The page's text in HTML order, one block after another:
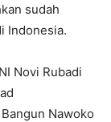
sudah
Indonesia.
Novi Rubadi
Nawoko